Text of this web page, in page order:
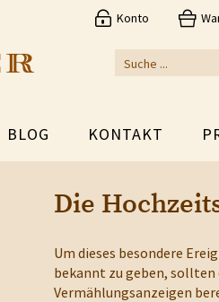
Konto
BLOG KONTAKT
Die
Um dieses besondere
bekannt zu geben, sollten
Vermählungsanzeigen